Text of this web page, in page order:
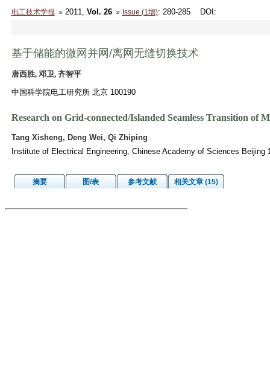
电工技术学报 2011, Vol. 26 Issue (1增): 280-285 DOI :
基于储能的微网并网/离网无缝切换技术
唐西胜, 邓卫, 齐智平
中国科学院电工研究所 北京 100190
Research on Grid-connected/Islanded Seamless Transition of
Tang Xisheng, Deng Wei, Qi Zhiping
Institute of Electrical Engineering, Chinese Academy of Sciences Beijing
摘要 图/表 参考文献 相关文章 (15)